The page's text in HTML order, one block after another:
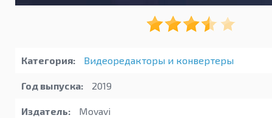
Категория: Видеоредакторы и конвертеры
Год выпуска: 2019
Издатель: Movavi